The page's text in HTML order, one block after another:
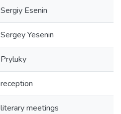
Sergiy Esenin
Sergey Yesenin
Pryluky
reception
literary meetings